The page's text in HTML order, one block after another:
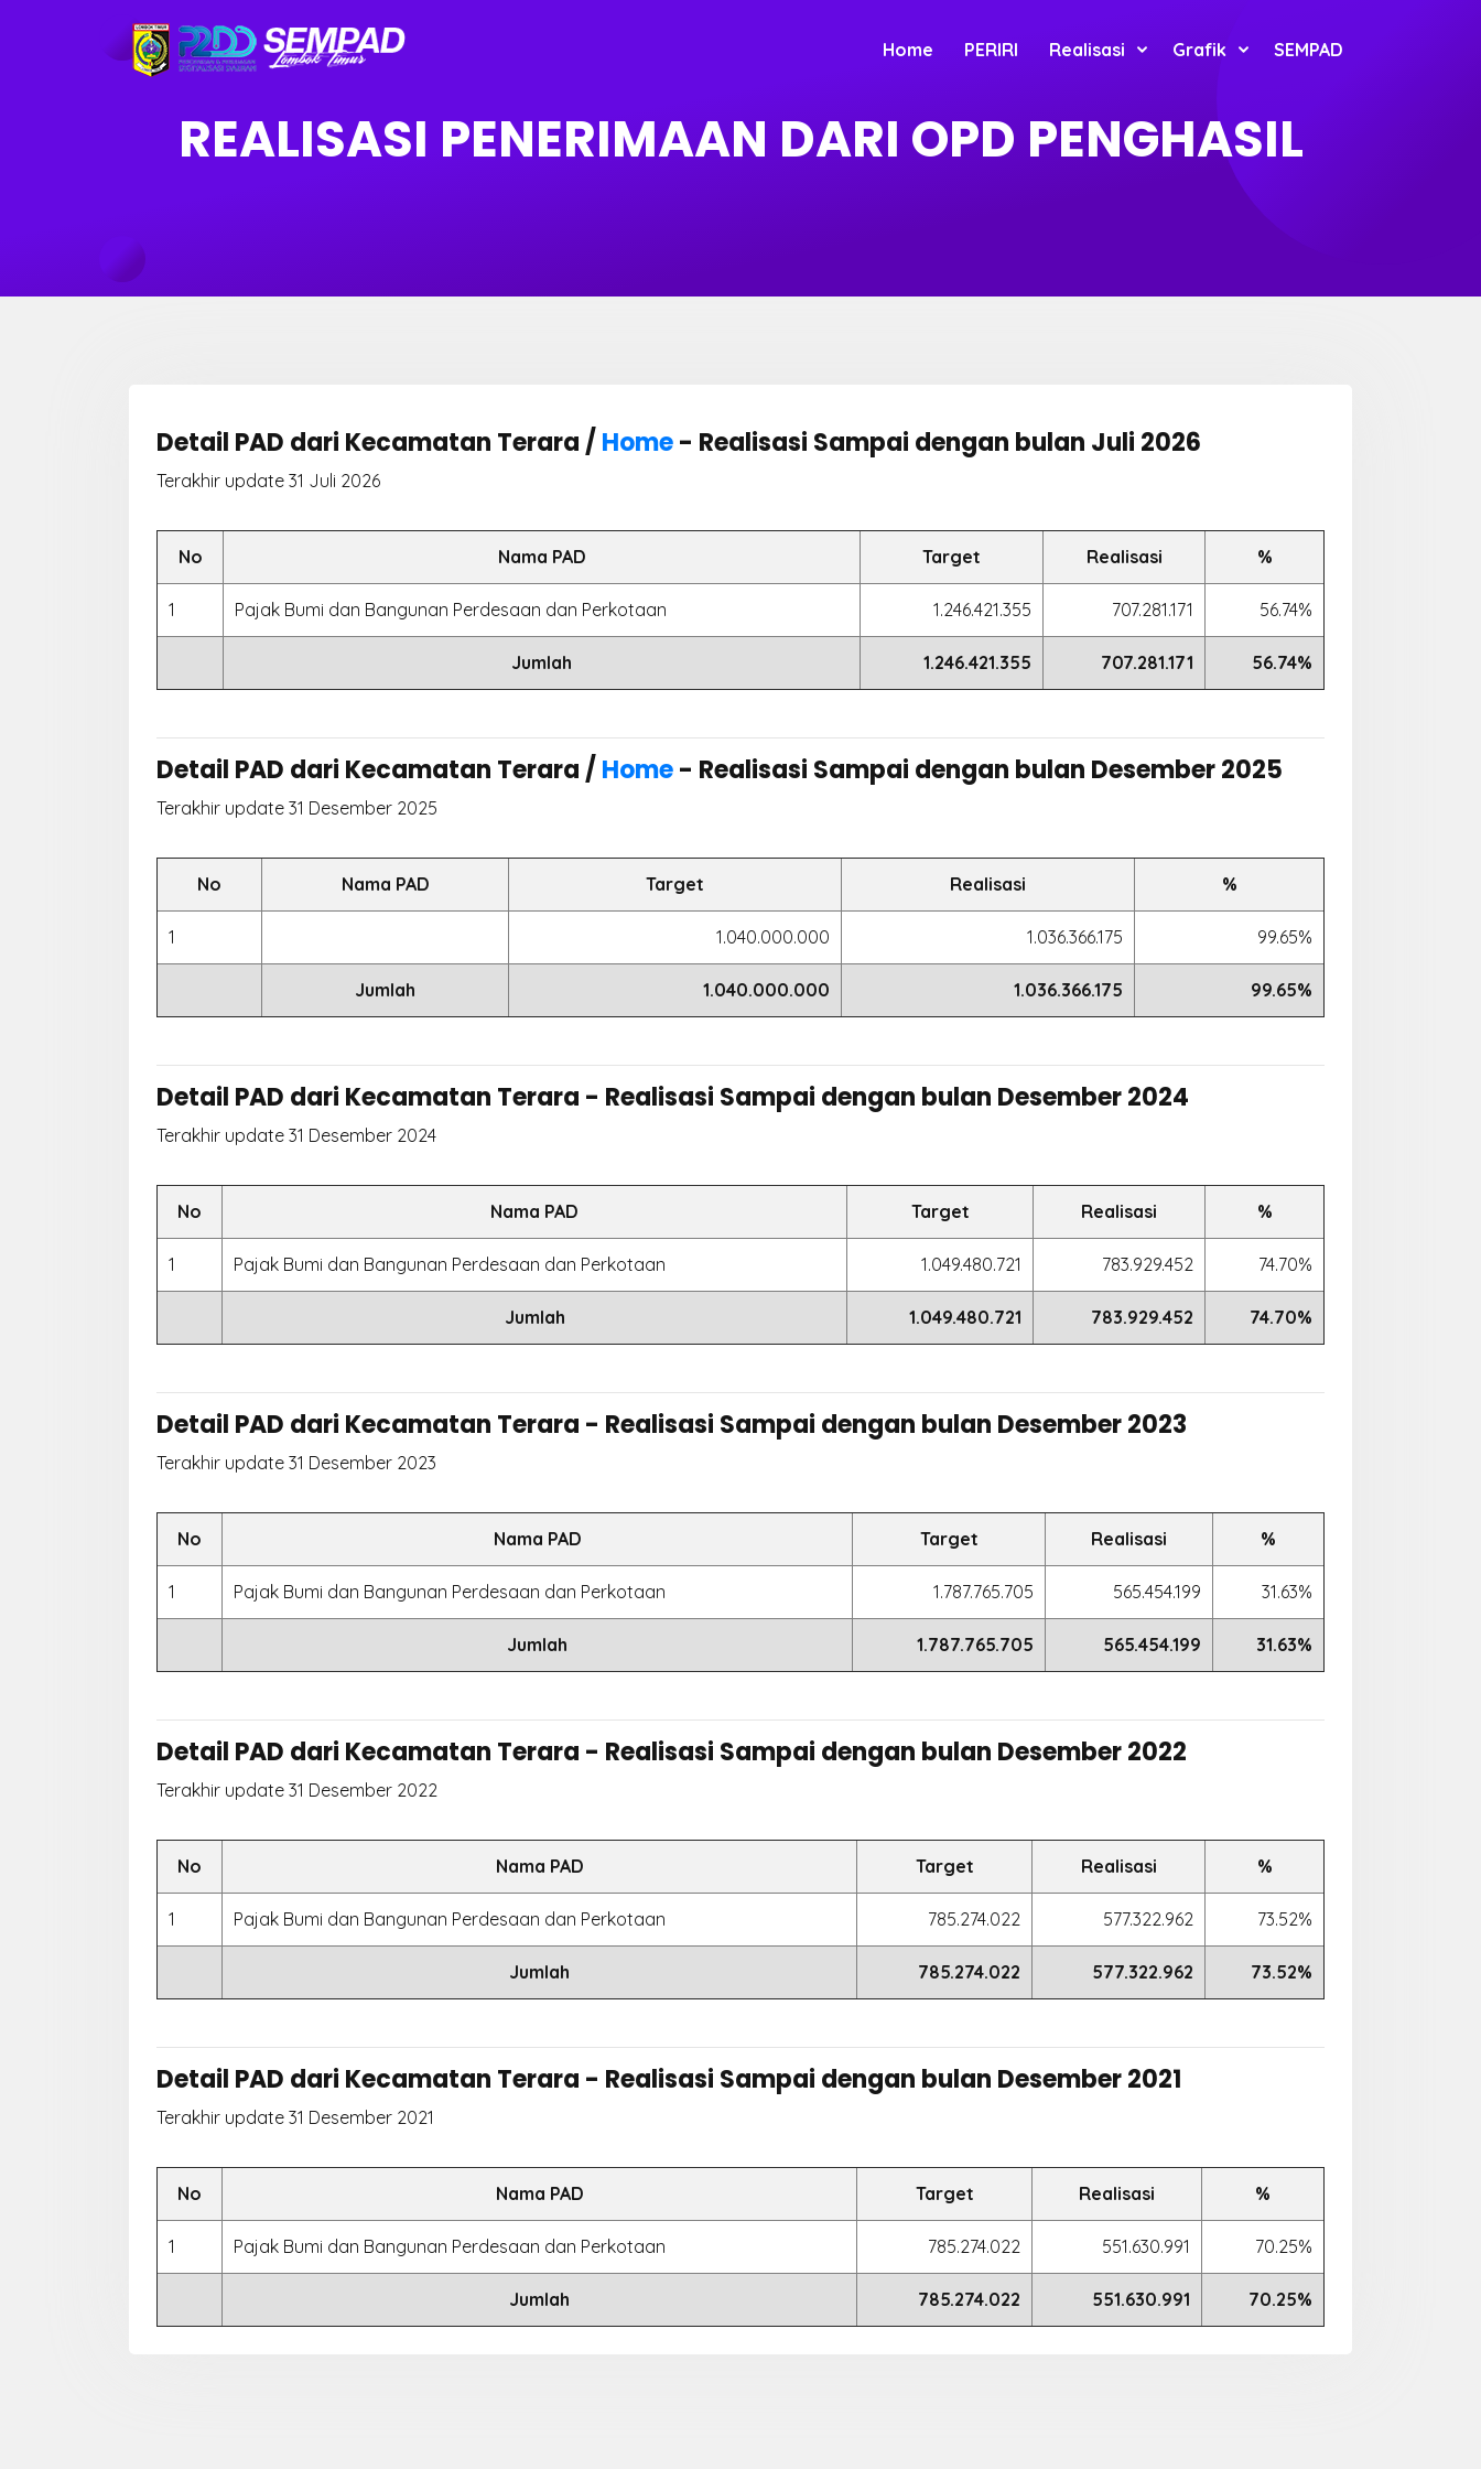
Home PERIRI Realisasi Grafik SEMPAD
REALISASI PENERIMAAN DARI OPD PENGHASIL
Detail PAD dari Kecamatan Terara / Home- Realisasi Sampai dengan bulan Juli 2026
Terakhir update 31 Juli 2026
No Nama PAD Target Realisasi %
1 Pajak Bumi dan Bangunan Perdesaan dan Perkotaan 1.246.421.355 707.281.171 56.74%
Jumlah 1.246.421.355 707.281.171 56.74%
Detail PAD dari Kecamatan Terara / Home- Realisasi Sampai dengan bulan Desember 2025
Terakhir update 31 Desember 2025
No Nama PAD Target Realisasi %
1 1.040.000.000 1.036.366.175 99.65%
Jumlah 1.040.000.000 1.036.366.175 99.65%
Detail PAD dari Kecamatan Terara - Realisasi Sampai dengan bulan Desember 2024
Terakhir update 31 Desember 2024
No Nama PAD Target Realisasi %
1 Pajak Bumi dan Bangunan Perdesaan dan Perkotaan 1.049.480.721 783.929.452 74.70%
Jumlah 1.049.480.721 783.929.452 74.70%
Detail PAD dari Kecamatan Terara - Realisasi Sampai dengan bulan Desember 2023
Terakhir update 31 Desember 2023
No Nama PAD Target Realisasi %
1 Pajak Bumi dan Bangunan Perdesaan dan Perkotaan 1.787.765.705 565.454.199 31.63%
Jumlah 1.787.765.705 565.454.199 31.63%
Detail PAD dari Kecamatan Terara - Realisasi Sampai dengan bulan Desember 2022
Terakhir update 31 Desember 2022
No Nama PAD Target Realisasi %
1 Pajak Bumi dan Bangunan Perdesaan dan Perkotaan 785.274.022 577.322.962 73.52%
Jumlah 785.274.022 577.322.962 73.52%
Detail PAD dari Kecamatan Terara - Realisasi Sampai dengan bulan Desember 2021
Terakhir update 31 Desember 2021
No Nama PAD Target Realisasi %
1 Pajak Bumi dan Bangunan Perdesaan dan Perkotaan 785.274.022 551.630.991 70.25%
Jumlah 785.274.022 551.630.991 70.25%